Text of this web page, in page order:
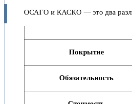
ОСАГО и КАСКО — это два
Покрытие
Обязательность